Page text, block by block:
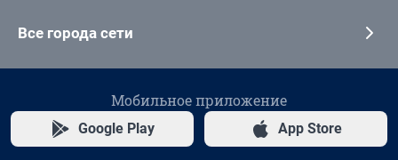
Все города сети
Мобильное приложение
Google Play App Store